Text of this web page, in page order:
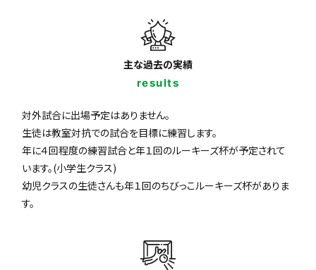
主な過去の実績
results
対外試合に出場予定はありません。
生徒は教室対抗での試合を目標に練習します。
年に４回程度の練習試合と年１回のルーキーズ杯が予定されて
います。(小学生クラス)
幼児クラスの生徒さんも年１回のちびっこルーキーズ杯がありま
す。